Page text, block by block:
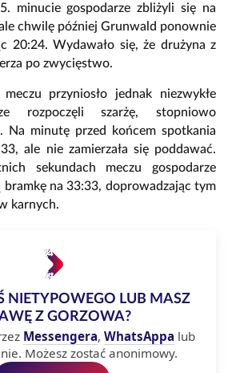
minucie gospodarze zbliżyli się na
chwilę później Grunwald ponownie
20:24. Wydawało się, że drużyna z
po zwycięstwo.
przyniosło jednak niezwykłe
rozpoczęli szarżę, stopniowo
Na minutę przed końcem spotkania
ale nie zamierzała się poddawać.
sekundach meczu gospodarze
na 33:33, doprowadzając tym
karnych.
NIETYPOWEGO LUB MASZ
Z GORZOWA?
Messengera, WhatsAppa lub
Możesz zostać anonimowy.